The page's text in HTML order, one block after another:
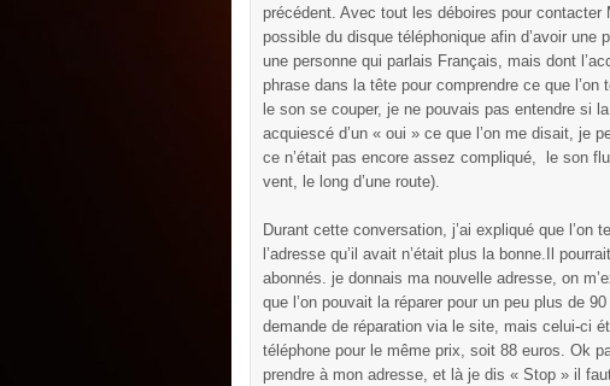
précédent. Avec tout les déboires pour
possible du disque téléphonique afin d’avoir
une personne qui parlais Français, mais dont
phrase dans la tête pour comprendre ce que
le son se couper, je ne pouvais pas entendre si
acquiescé d’un « oui » ce que l’on me disait, je
ce n’était pas encore assez compliqué, le son
vent, le long d’une route).
Durant cette conversation, j’ai expliqué que
l’adresse qu’il avait n’était plus la bonne.Il
abonnés. je donnais ma nouvelle adresse, on
que l’on pouvait la réparer pour un peu plus de
demande de réparation via le site, mais celui-ci
téléphone pour le même prix, soit 88 euros. Ok
prendre à mon adresse, et là je dis « Stop » il